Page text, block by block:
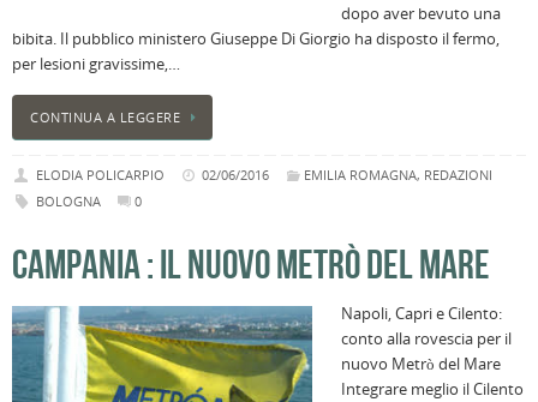
dopo aver bevuto una
bibita. Il pubblico ministero Giuseppe Di Giorgio ha disposto il fermo,
per lesioni gravissime,…
CONTINUA A LEGGERE
ELODIA POLICARPIO 02/06/2016 EMILIA ROMAGNA, REDAZIONI
BOLOGNA
0
CAMPANIA : IL NUOVO METRÒ DEL MARE
Napoli, Capri e Cilento:
conto alla rovescia per il
nuovo Metrò del Mare
Integrare meglio il Cilento